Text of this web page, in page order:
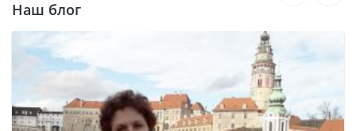
Наш блог